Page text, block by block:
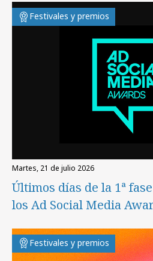
Festivales y premios
martes, 21 de julio 2026
Últimos días de la 1ª
los Ad Social Media
Festivales y premios